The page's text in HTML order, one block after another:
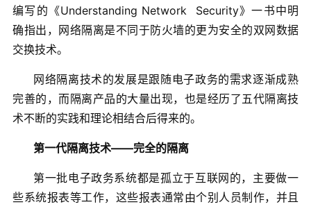
编写的《Understanding Network  Security》一书中明
确指出，网络隔离是不同于防火墙的更为安全的双网数据
交换技术。
网络隔离技术的发展是跟随电子政务的需求逐渐成熟
完善的，而隔离产品的大量出现，也是经历了五代隔离技
术不断的实践和理论相结合后得来的。
第一代隔离技术——完全的隔离
第一批电子政务系统都是孤立于互联网的，主要做一
些系统报表等工作，这些报表通常由个别人员制作，并且